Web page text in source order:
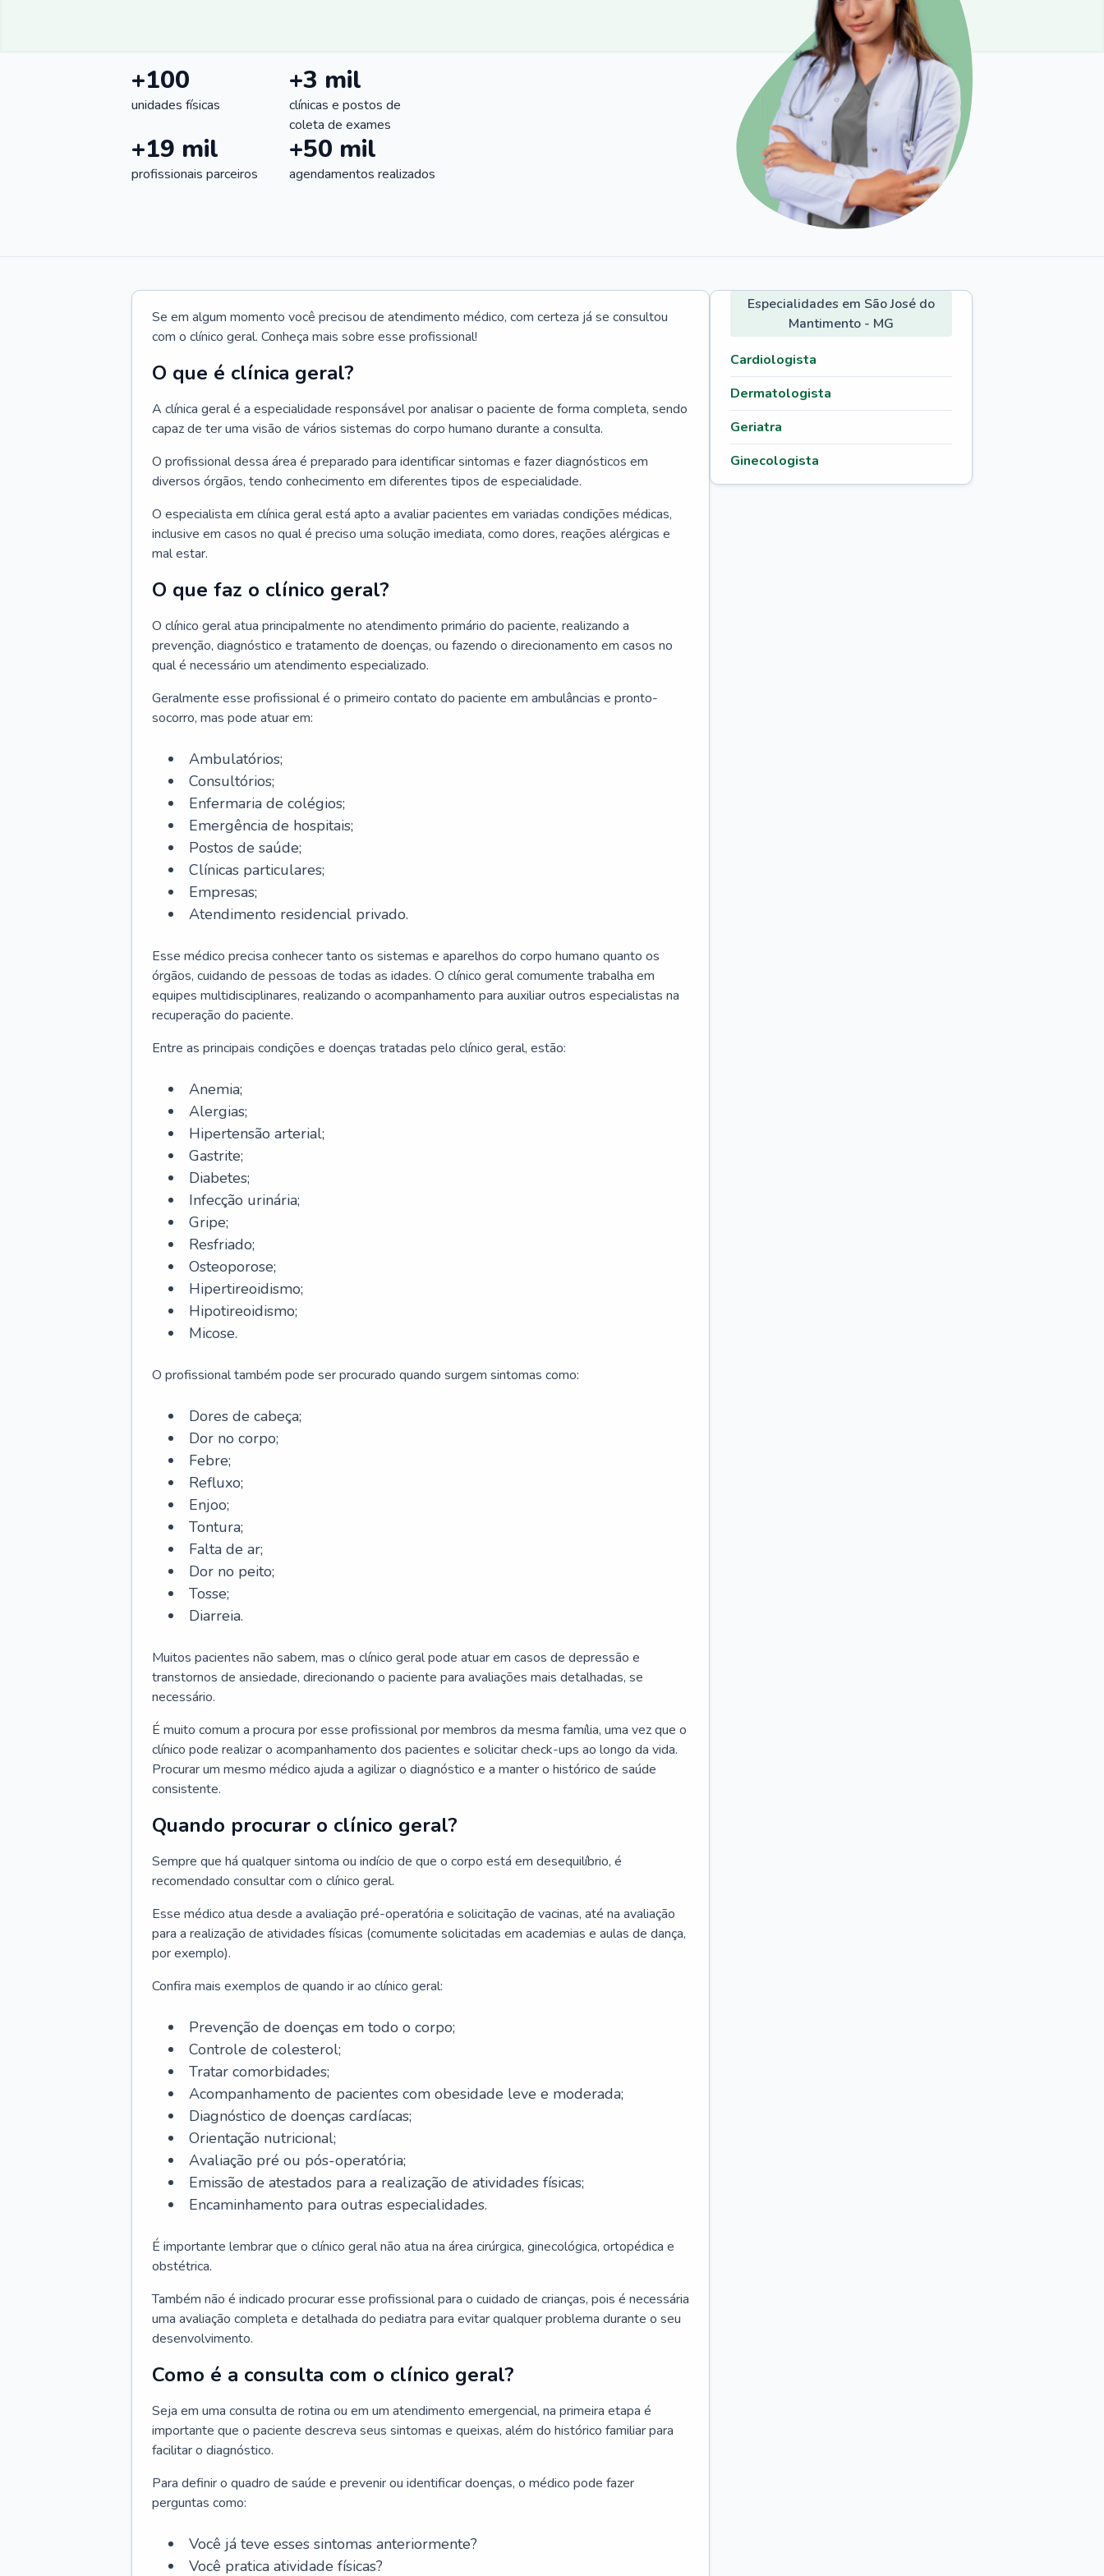
+100
unidades físicas
+3 mil
clínicas e postos de
coleta de exames
+19 mil
profissionais parceiros
+50 mil
agendamentos realizados
Se em algum momento você precisou de atendimento médico, com certeza já se consultou
com o clínico geral. Conheça mais sobre esse profissional!
O que é clínica geral?
A clínica geral é a especialidade responsável por analisar o paciente de forma completa, sendo
capaz de ter uma visão de vários sistemas do corpo humano durante a consulta.
O profissional dessa área é preparado para identificar sintomas e fazer diagnósticos em
diversos órgãos, tendo conhecimento em diferentes tipos de especialidade.
O especialista em clínica geral está apto a avaliar pacientes em variadas condições médicas,
inclusive em casos no qual é preciso uma solução imediata, como dores, reações alérgicas e
mal estar.
O que faz o clínico geral?
O clínico geral atua principalmente no atendimento primário do paciente, realizando a
prevenção, diagnóstico e tratamento de doenças, ou fazendo o direcionamento em casos no
qual é necessário um atendimento especializado.
Geralmente esse profissional é o primeiro contato do paciente em ambulâncias e pronto-
socorro, mas pode atuar em:
Ambulatórios;
Consultórios;
Enfermaria de colégios;
Emergência de hospitais;
Postos de saúde;
Clínicas particulares;
Empresas;
Atendimento residencial privado.
Esse médico precisa conhecer tanto os sistemas e aparelhos do corpo humano quanto os
órgãos, cuidando de pessoas de todas as idades. O clínico geral comumente trabalha em
equipes multidisciplinares, realizando o acompanhamento para auxiliar outros especialistas na
recuperação do paciente.
Entre as principais condições e doenças tratadas pelo clínico geral, estão:
Anemia;
Alergias;
Hipertensão arterial;
Gastrite;
Diabetes;
Infecção urinária;
Gripe;
Resfriado;
Osteoporose;
Hipertireoidismo;
Hipotireoidismo;
Micose.
O profissional também pode ser procurado quando surgem sintomas como:
Dores de cabeça;
Dor no corpo;
Febre;
Refluxo;
Enjoo;
Tontura;
Falta de ar;
Dor no peito;
Tosse;
Diarreia.
Muitos pacientes não sabem, mas o clínico geral pode atuar em casos de depressão e
transtornos de ansiedade, direcionando o paciente para avaliações mais detalhadas, se
necessário.
É muito comum a procura por esse profissional por membros da mesma família, uma vez que o
clínico pode realizar o acompanhamento dos pacientes e solicitar check-ups ao longo da vida.
Procurar um mesmo médico ajuda a agilizar o diagnóstico e a manter o histórico de saúde
consistente.
Quando procurar o clínico geral?
Sempre que há qualquer sintoma ou indício de que o corpo está em desequilíbrio, é
recomendado consultar com o clínico geral.
Esse médico atua desde a avaliação pré-operatória e solicitação de vacinas, até na avaliação
para a realização de atividades físicas (comumente solicitadas em academias e aulas de dança,
por exemplo).
Confira mais exemplos de quando ir ao clínico geral:
Prevenção de doenças em todo o corpo;
Controle de colesterol;
Tratar comorbidades;
Acompanhamento de pacientes com obesidade leve e moderada;
Diagnóstico de doenças cardíacas;
Orientação nutricional;
Avaliação pré ou pós-operatória;
Emissão de atestados para a realização de atividades físicas;
Encaminhamento para outras especialidades.
É importante lembrar que o clínico geral não atua na área cirúrgica, ginecológica, ortopédica e
obstétrica.
Também não é indicado procurar esse profissional para o cuidado de crianças, pois é necessária
uma avaliação completa e detalhada do pediatra para evitar qualquer problema durante o seu
desenvolvimento.
Como é a consulta com o clínico geral?
Seja em uma consulta de rotina ou em um atendimento emergencial, na primeira etapa é
importante que o paciente descreva seus sintomas e queixas, além do histórico familiar para
facilitar o diagnóstico.
Para definir o quadro de saúde e prevenir ou identificar doenças, o médico pode fazer
perguntas como:
Você já teve esses sintomas anteriormente?
Você pratica atividade físicas?
Especialidades em São José do
Mantimento - MG
Cardiologista
Dermatologista
Geriatra
Ginecologista